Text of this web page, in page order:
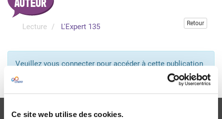
Ce site web utilise des cookies.
Lecture L'Expert 135 Retour
Veuillez vous connecter pour accéder à cette publication